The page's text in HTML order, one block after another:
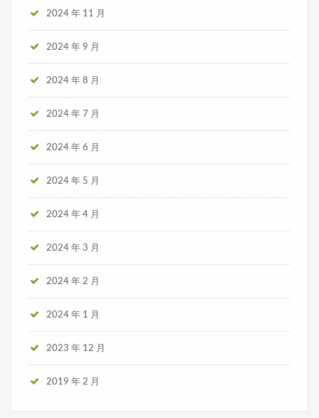
2024 年 11 月
2024 年 9 月
2024 年 8 月
2024 年 7 月
2024 年 6 月
2024 年 5 月
2024 年 4 月
2024 年 3 月
2024 年 2 月
2024 年 1 月
2023 年 12 月
2019 年 2 月